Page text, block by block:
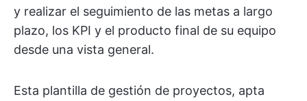
y realizar el seguimiento de las metas a largo
plazo, los KPI y el producto final de su equipo
desde una vista general.
Esta plantilla de gestión de proyectos, apta